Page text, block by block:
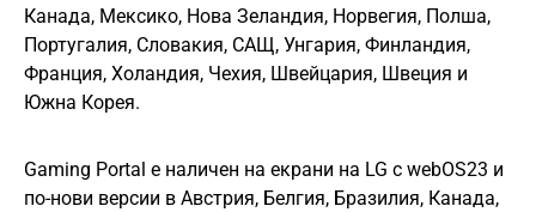
Канада, Мексико, Нова Зеландия, Норвегия, Полша,
Португалия, Словакия, САЩ, Унгария, Финландия,
Франция, Холандия, Чехия, Швейцария, Швеция и
Южна Корея.
Gaming Portal е наличен на екрани на LG с webOS23 и
по-нови версии в Австрия, Белгия, Бразилия, Канада,